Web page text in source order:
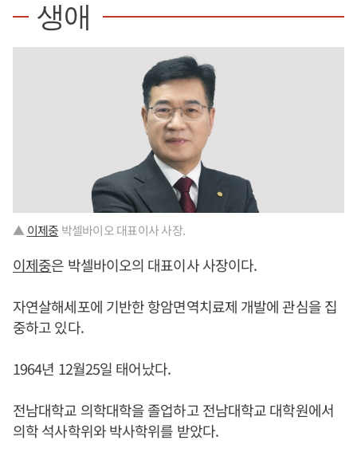
생애
▲ 이제중 박셀바이오 대표이사 사장.
이제중은 박셀바이오의 대표이사 사장이다.
자연살해세포에 기반한 항암면역치료제 개발에 관심을 집
중하고 있다.
1964년 12월25일 태어났다.
전남대학교 의학대학을 졸업하고 전남대학교 대학원에서
의학 석사학위와 박사학위를 받았다.